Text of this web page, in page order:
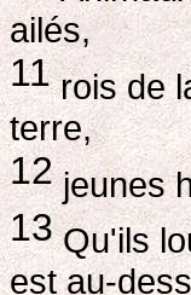
ailés,
11rois de
terre,
12jeunes
13Qu'ils
est au-